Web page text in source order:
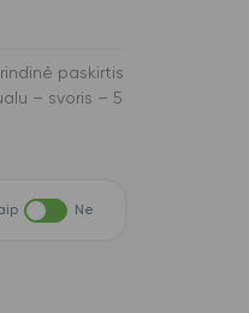
paskirtis
– svoris – 5
Ne